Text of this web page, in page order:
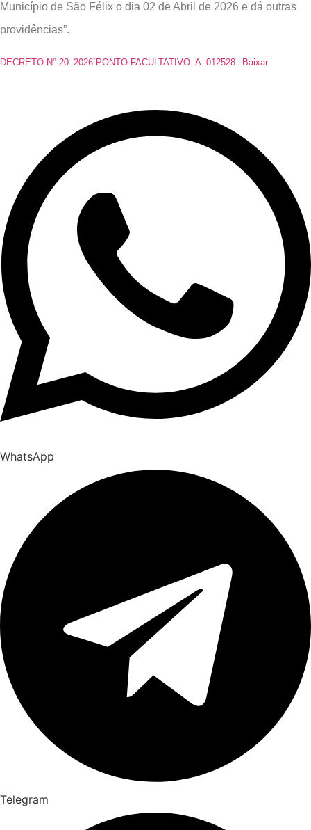
Município de São Félix o dia 02 de Abril de 2026 e dá outras
providências”.
DECRETO N° 20_2026´PONTO FACULTATIVO_A_012528 Baixar
WhatsApp
Telegram